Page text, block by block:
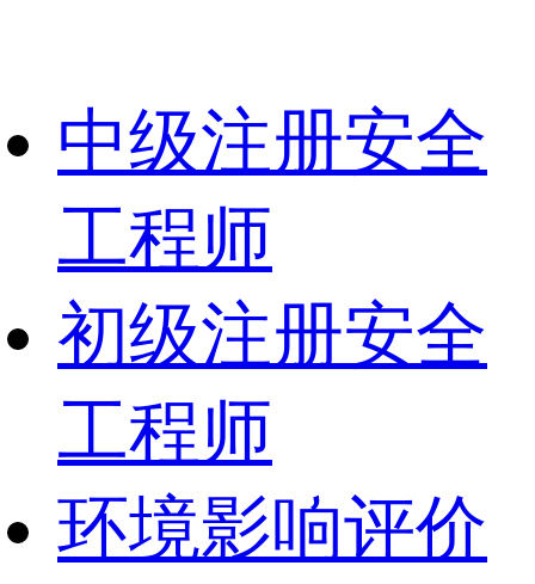
中级注册安全
工程师
初级注册安全
工程师
环境影响评价